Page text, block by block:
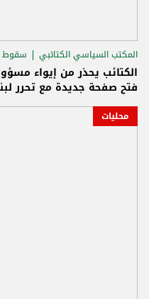
المكتب السياسي الكتائبي سقوط
الكتائب يحذر من إيواء
فتح صفحة جديدة مع تحرر
محليات